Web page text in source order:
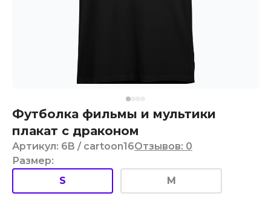
Футболка фильмы и мультики
плакат с драконом
Артикул: 6B / cartoon16Отзывов: 0
Размер:
S
M